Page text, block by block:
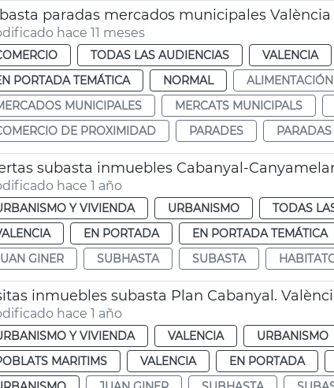
paradas mercados municipales
hace 11 meses
TODAS LAS AUDIENCIAS VALENCIA
PORTADA TEMÁTICA
NORMAL ALIMENTACIÓN
MUNICIPALES
MERCATS MUNICIPALS
DE PROXIMIDAD
PARADES PARADAS
subasta inmuebles Cabanyal-
hace 1 año
Y VIVIENDA URBANISMO TODAS
EN PORTADA EN PORTADA TEMÁTICA
GINER
SUBHASTA SUBASTA
inmuebles subasta Plan Cabanyal.
hace 1 año
Y VIVIENDA VALENCIA URBANISMO
MARITIMS
VALENCIA EN PORTADA